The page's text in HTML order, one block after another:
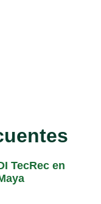
TecRec en